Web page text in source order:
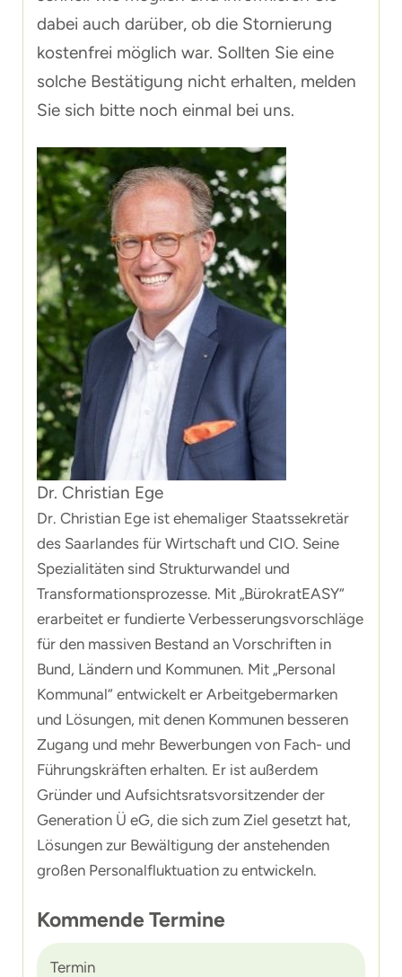
dabei auch darüber, ob die Stornierung
kostenfrei möglich war. Sollten Sie eine
solche Bestätigung nicht erhalten, melden
Sie sich bitte noch einmal bei uns.
Dr. Christian Ege
Dr. Christian Ege ist ehemaliger Staatssekretär
des Saarlandes für Wirtschaft und CIO. Seine
Spezialitäten sind Strukturwandel und
Transformationsprozesse. Mit „BürokratEASY“
erarbeitet er fundierte Verbesserungsvorschläge
für den massiven Bestand an Vorschriften in
Bund, Ländern und Kommunen. Mit „Personal
Kommunal“ entwickelt er Arbeitgebermarken
und Lösungen, mit denen Kommunen besseren
Zugang und mehr Bewerbungen von Fach- und
Führungskräften erhalten. Er ist außerdem
Gründer und Aufsichtsratsvorsitzender der
Generation Ü eG, die sich zum Ziel gesetzt hat,
Lösungen zur Bewältigung der anstehenden
großen Personalfluktuation zu entwickeln.
Kommende Termine
Termin